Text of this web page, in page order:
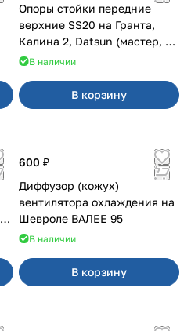
Опоры стойки передние
верхние SS20 на Гранта,
Калина 2, Datsun (мастер, с
ЭлУР, с подшипником) 2шт
В наличии
В корзину
600 ₽
Диффузор (кожух)
вентилятора охлаждения на
Шевроле ВАЛЕЕ 95
В наличии
В корзину